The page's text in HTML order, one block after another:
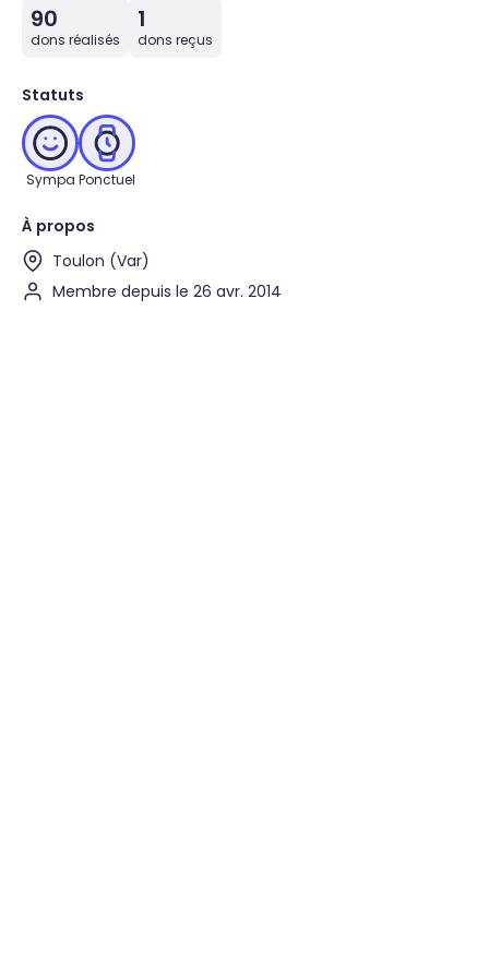
90
dons réalisés
1
dons reçus
Statuts
Sympa Ponctuel
À propos
Toulon (Var)
Membre depuis le 26 avr. 2014